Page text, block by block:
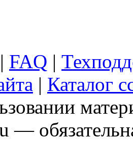
| FAQ |
| Каталог
—